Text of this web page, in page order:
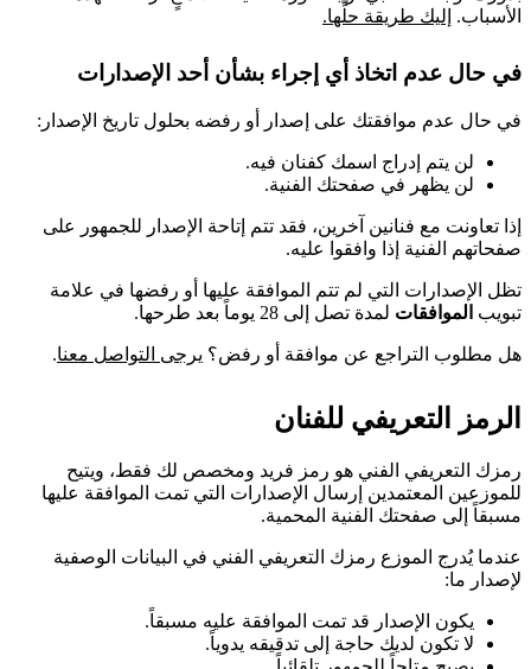
الأسباب. إليك طريقة حلِّها.
في حال عدم اتخاذ أي إجراء بشأن أحد الإصدارات
في حال عدم موافقتك على إصدار أو رفضه بحلول تاريخ الإصدار:
لن يتم إدراج اسمك كفنان فيه.
لن يظهر في صفحتك الفنية.
إذا تعاونت مع فنانين آخرين، فقد تتم إتاحة الإصدار للجمهور على
صفحاتهم الفنية إذا وافقوا عليه.
تظل الإصدارات التي لم تتم الموافقة عليها أو رفضها في علامة
تبويب الموافقات لمدة تصل إلى 28 يوماً بعد طرحها.
هل مطلوب التراجع عن موافقة أو رفض؟ يرجى التواصل معنا.
الرمز التعريفي للفنان
رمزك التعريفي الفني هو رمز فريد ومخصص لك فقط، ويتيح
للموزعين المعتمدين إرسال الإصدارات التي تمت الموافقة عليها
مسبقاً إلى صفحتك الفنية المحمية.
عندما يُدرج الموزع رمزك التعريفي الفني في البيانات الوصفية
لإصدار ما:
يكون الإصدار قد تمت الموافقة عليه مسبقاً.
لا تكون لديك حاجة إلى تدقيقه يدوياً.